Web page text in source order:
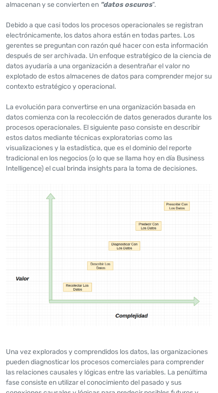
almacenan y se convierten en "datos oscuros".
Debido a que casi todos los procesos operacionales se registran
electrónicamente, los datos ahora están en todas partes. Los
gerentes se preguntan con razón qué hacer con esta información
después de ser archivada. Un enfoque estratégico de la ciencia de
datos ayudaría a una organización a desentrañar el valor no
explotado de estos almacenes de datos para comprender mejor su
contexto estratégico y operacional.
La evolución para convertirse en una organización basada en
datos comienza con la recolección de datos generados durante los
procesos operacionales. El siguiente paso consiste en describir
estos datos mediante técnicas exploratorias como las
visualizaciones y la estadística, que es el dominio del reporte
tradicional en los negocios (o lo que se llama hoy en día Business
Intelligence) el cual brinda insights para la toma de decisiones.
Una vez explorados y comprendidos los datos, las organizaciones
pueden diagnosticar los procesos comerciales para comprender
las relaciones causales y lógicas entre las variables. La penúltima
fase consiste en utilizar el conocimiento del pasado y sus